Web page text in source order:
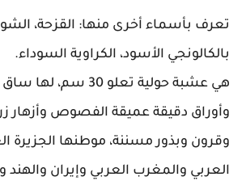
تعرف بأسماء أخرى منها: القزحة،
بالكالونجي الأسود، الكراوية السوداء.
هي عشبة حولية تعلو 30
وأوراق دقيقة عميقة الفصوص وأزهار
وقرون وبذور مسننة، موطنها الجزيرة
العربي والمغرب العربي وإيران والهند